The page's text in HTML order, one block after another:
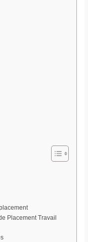
Placement Travail